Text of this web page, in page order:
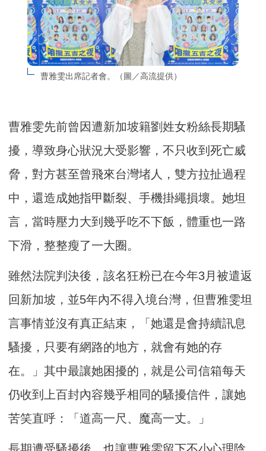
曹雅雯出席記者會。（圖／高流提供）
曹雅雯先前曾因遭新加坡籍劉姓女粉絲長期騷
擾，導致身心狀況大受影響，不只收到死亡威
脅，對方甚至曾飛來台灣堵人，雙方拉扯過程
中，還造成她指甲斷裂、手機掛繩損壞。她坦
言，當時壓力大到幾乎吃不下飯，體重也一路
下滑，整整瘦了一大圈。
雖然法院判決後，該名狂粉已在今年3月被遣返
回新加坡，並5年內不得入境台灣，但曹雅雯坦
言事情並沒有真正結束，「她還是會持續訊息
騷擾，只要有網路的地方，就會有她的存
在。」其中最讓她困擾的，就是公司信箱每天
仍收到上百封內容幾乎相同的騷擾信件，讓她
苦笑直呼：「道高一尺、魔高一丈。」